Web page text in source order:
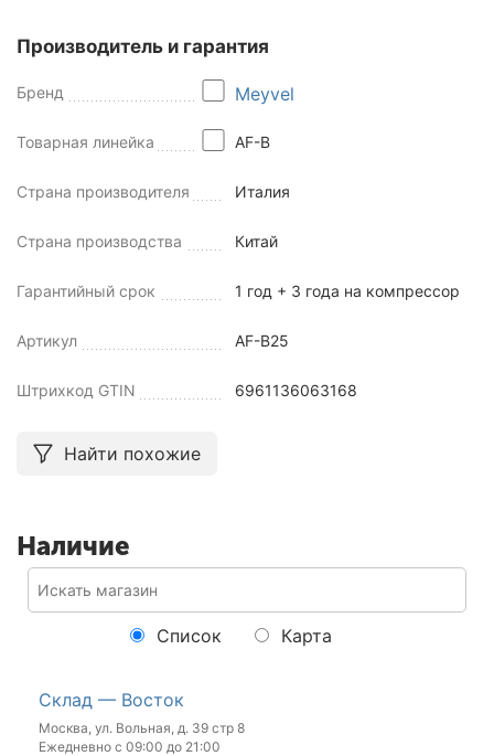
Производитель и гарантия
Бренд Meyvel
Товарная линейка AF-B
Страна производителя Италия
Страна производства Китай
Гарантийный срок 1 год + 3 года на компрессор
Артикул AF-B25
Штрихкод GTIN 6961136063168
Найти похожие
Наличие
Список Карта
Склад — Восток
Москва, ул. Вольная, д. 39 стр 8
Ежедневно с 09:00 до 21:00